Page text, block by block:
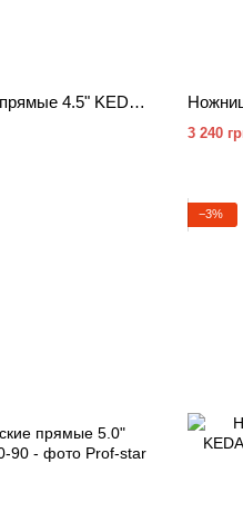
Ножницы парикмахерские прямые 4.5" KEDAKE 1245-00
3 240
−3%